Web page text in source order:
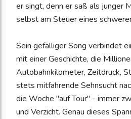
er singt, denn er saß als junger
selbst am Steuer eines
Sein gefälliger Song verbindet
mit einer Geschichte, die
Autobahnkilometer, Zeitdruck,
stets mitfahrende Sehnsucht
die Woche "auf Tour" - immer
und Verzicht. Genau dieses